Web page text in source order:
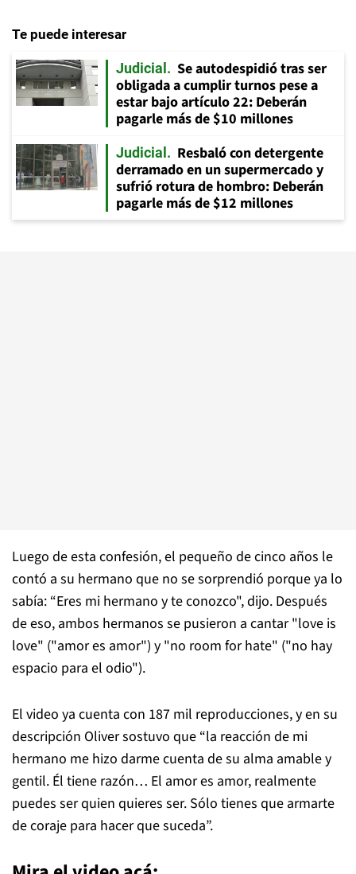
Te puede interesar
Judicial
Se autodespidió tras ser
obligada a cumplir turnos pese a
estar bajo artículo 22: Deberán
pagarle más de $10 millones
Judicial
Resbaló con detergente
derramado en un supermercado y
sufrió rotura de hombro: Deberán
pagarle más de $12 millones
Luego de esta confesión, el pequeño de cinco años le
contó a su hermano que no se sorprendió porque ya lo
sabía: “Eres mi hermano y te conozco", dijo. Después
de eso, ambos hermanos se pusieron a cantar "love is
love" ("amor es amor") y "no room for hate" ("no hay
espacio para el odio").
El video ya cuenta con 187 mil reproducciones, y en su
descripción Oliver sostuvo que “la reacción de mi
hermano me hizo darme cuenta de su alma amable y
gentil. Él tiene razón… El amor es amor, realmente
puedes ser quien quieres ser. Sólo tienes que armarte
de coraje para hacer que suceda”.